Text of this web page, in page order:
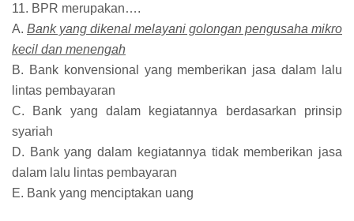
11. BPR merupakan….
A. Bank yang dikenal melayani golongan pengusaha mikro
kecil dan menengah
B. Bank konvensional yang memberikan jasa dalam lalu
lintas pembayaran
C. Bank yang dalam kegiatannya berdasarkan prinsip
syariah
D. Bank yang dalam kegiatannya tidak memberikan jasa
dalam lalu lintas pembayaran
E. Bank yang menciptakan uang